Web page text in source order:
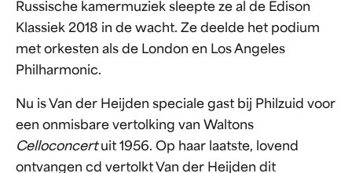
Russische kamermuziek sleepte ze al de Edison
Klassiek 2018 in de wacht. Ze deelde het podium
met orkesten als de London en Los Angeles
Philharmonic.
Nu is Van der Heijden speciale gast bij Philzuid voor
een onmisbare vertolking van Waltons
Celloconcertuit 1956. Op haar laatste, lovend
ontvangen cd vertolkt Van der Heijden dit